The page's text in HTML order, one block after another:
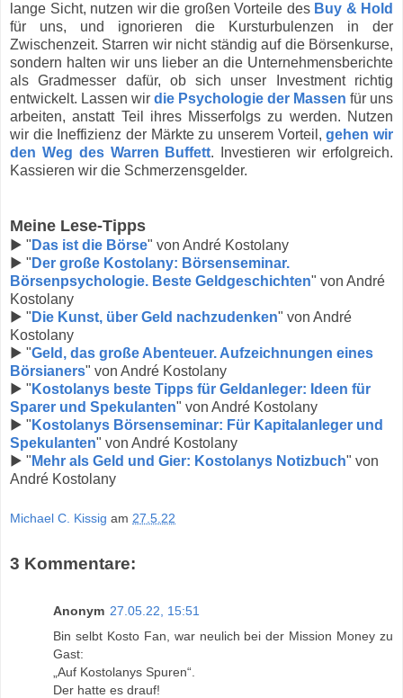
lange Sicht, nutzen wir die großen Vorteile des Buy & Hold
für uns, und ignorieren die Kursturbulenzen in der
Zwischenzeit. Starren wir nicht ständig auf die Börsenkurse,
sondern halten wir uns lieber an die Unternehmensberichte
als Gradmesser dafür, ob sich unser Investment richtig
entwickelt. Lassen wir die Psychologie der Massen für uns
arbeiten, anstatt Teil ihres Misserfolgs zu werden. Nutzen
wir die Ineffizienz der Märkte zu unserem Vorteil,gehen wir
den Weg des Warren Buffett. Investieren wir erfolgreich.
Kassieren wir die Schmerzensgelder.
Meine Lese-Tipps
▶ " Das ist die Börse" von André Kostolany
▶ " Der große Kostolany: Börsenseminar.
Börsenpsychologie. Beste Geldgeschichten" von André
Kostolany
▶ " Die Kunst, über Geld nachzudenken" von André
Kostolany
▶ "Geld, das große Abenteuer. Aufzeichnungen eines
Börsianers" von André Kostolany
▶ " Kostolanys beste Tipps für Geldanleger: Ideen für
Sparer und Spekulanten" von André Kostolany
▶ " Kostolanys Börsenseminar: Für Kapitalanleger und
Spekulanten" von André Kostolany
▶ " Mehr als Geld und Gier: Kostolanys Notizbuch" von
André Kostolany
Michael C. Kissig am 27.5.22
3 Kommentare:
Anonym 27.05.22, 15:51
Bin selbt Kosto Fan, war neulich bei der Mission Money zu
Gast:
„Auf Kostolanys Spuren“.
Der hatte es drauf!